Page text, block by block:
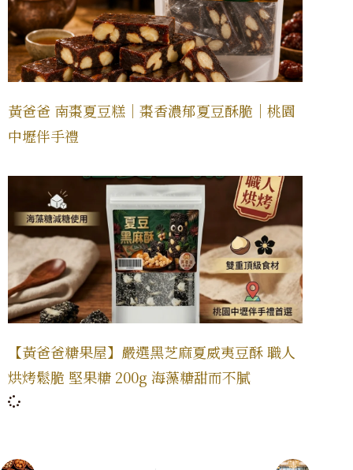
黃爸爸 南棗夏豆糕｜棗香濃郁夏豆酥脆｜桃園
中壢伴手禮
【黃爸爸糖果屋】嚴選黑芝麻夏威夷豆酥 職人
烘烤鬆脆 堅果糖 200g 海藻糖甜而不膩